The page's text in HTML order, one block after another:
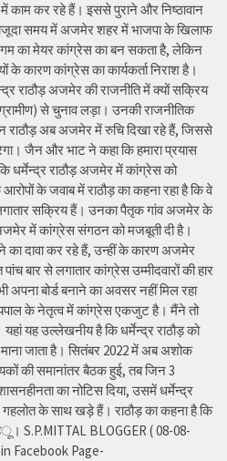
काम कर रहे हैं। इससे पुराने और निष्ठावान
मौजूदा समय में अजमेर शहर में भाजपा के खिलाफ
का मेयर कांग्रेस का बन सकता है, लेकिन
के कारण कांग्रेस का कार्यकर्ता निराश है।
राठौड़ अजमेर की राजनीति में क्यों सक्रिय
से चुनाव लड़ा। उनकी राजनीतिक
राठौड़ अब अजमेर में रुचि दिखा रहे हैं, जिससे
जैन और भाट ने कहा कि हमारा प्रयास
राठौड़ अजमेर में कांग्रेस को
के जवाब में राठौड़ का कहना रहा है कि वे
सक्रिय हैं। उनका पैतृक गांव अजमेर के
में कांग्रेस संगठन को मजबूती दी है।
दावा कर रहे हैं, उन्हीं के कारण अजमेर
बार से लगातार कांग्रेस उम्मीदवारों की हार
अपना बोर्ड बनाने का अवसर नहीं मिल रहा
के नेतृत्व में कांग्रेस एकजुट है। मैंने तो
यहां यह उल्लेखनीय है कि धर्मेन्द्र राठौड़ को
जाता है। सितंबर 2022 में अब अशोक
की समानांतर बैठक हुई, तब जिन 3
का नोटिस दिया, उसमें धर्मेन्द्र
गहलोत के साथ खड़े हैं। राठौड़ का कहना है कि
S.P.MITTAL BLOGGER ( 08-08-
Facebook Page-